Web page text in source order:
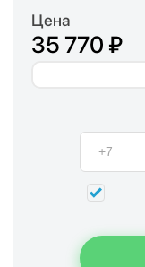
Цена
35 770 ₽